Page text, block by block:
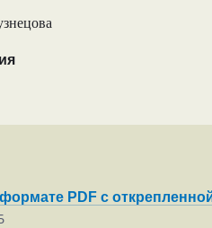
PDF с